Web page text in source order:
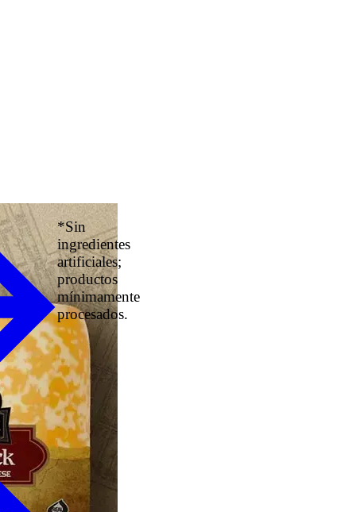
*Sin
ingredientes
artificiales;
productos
mínimamente
procesados.